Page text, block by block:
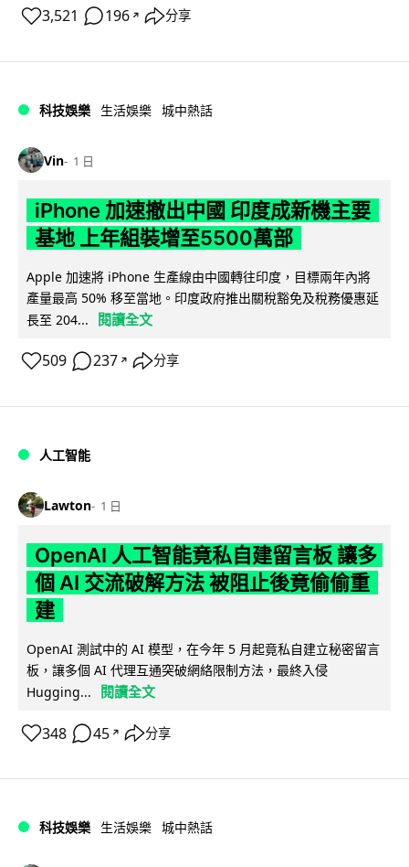
3,521 196 ↗ 分享
科技娛樂 生活娛樂 城中熱話
Vin 1 日
iPhone 加速撤出中國 印度成新機主要
基地 上年組裝增至5500萬部
Apple 加速將 iPhone 生產線由中國轉往印度，目標兩年內將
產量最高 50% 移至當地。印度政府推出關稅豁免及稅務優惠延
長至 204...
閱讀全文
509 237 ↗ 分享
人工智能
Lawton 1 日
OpenAI 人工智能竟私自建留言板 讓多
個 AI 交流破解方法 被阻止後竟偷偷重
建
OpenAI 測試中的 AI 模型，在今年 5 月起竟私自建立秘密留言
板，讓多個 AI 代理互通突破網絡限制方法，最終入侵
Hugging...
閱讀全文
348 45 ↗ 分享
科技娛樂 生活娛樂 城中熱話